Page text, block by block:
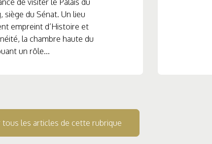
siège du Sénat. Un lieu
empreint d’Histoire et
la chambre haute du
un rôle...
tous les articles de cette rubrique